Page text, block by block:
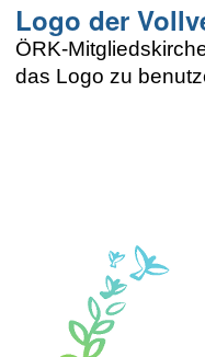
Logo der
ÖRK-
das Logo zu